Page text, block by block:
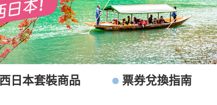
日本套裝商品 票券兌換指南